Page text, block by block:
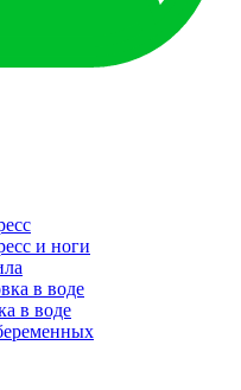
и ноги
в воде
в воде